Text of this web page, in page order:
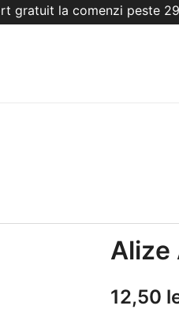
gratuit la comenzi peste
Alize
12,50